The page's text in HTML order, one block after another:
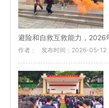
避险和自救互救能力，
作者： 发布时间：2026-05-12